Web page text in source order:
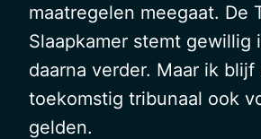
maatregelen meegaat. De
Slaapkamer stemt gewillig
daarna verder. Maar ik
toekomstig tribunaal ook
gelden.